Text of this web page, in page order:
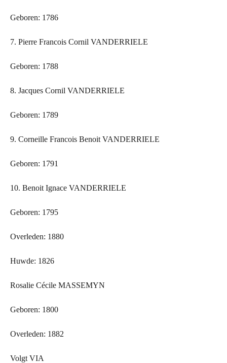
Geboren: 1786
7. Pierre Francois Cornil VANDERRIELE
Geboren: 1788
8. Jacques Cornil VANDERRIELE
Geboren: 1789
9. Corneille Francois Benoit VANDERRIELE
Geboren: 1791
10. Benoit Ignace VANDERRIELE
Geboren: 1795
Overleden: 1880
Huwde: 1826
Rosalie Cécile MASSEMYN
Geboren: 1800
Overleden: 1882
Volgt VIA